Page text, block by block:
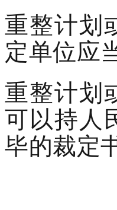
重整计划
定单位应
重整计划
可以持人
毕的裁定